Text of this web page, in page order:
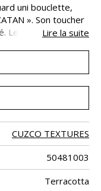
uni bouclette,
». Son toucher
Les 14 coloris
et plus affirmées
Lire la suite
CUZCO TEXTURES
50481003
Terracotta